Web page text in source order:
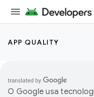
APP QUALITY
O Google usa